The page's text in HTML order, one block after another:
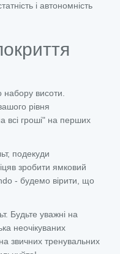
і автономність
набору висоти.
рівня
всі гроші" на перших
подекуди
зробити ямковий
- будемо вірити, що
Будьте уважні на
неочікуваних
звичних тренувальних